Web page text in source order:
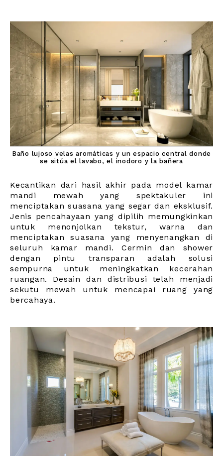
Baño lujoso velas aromáticas y un espacio central donde
se sitúa el lavabo, el inodoro y la bañera
Kecantikan dari hasil akhir pada model kamar
mandi mewah yang spektakuler ini
menciptakan suasana yang segar dan eksklusif.
Jenis pencahayaan yang dipilih memungkinkan
untuk menonjolkan tekstur, warna dan
menciptakan suasana yang menyenangkan di
seluruh kamar mandi. Cermin dan shower
dengan pintu transparan adalah solusi
sempurna untuk meningkatkan kecerahan
ruangan. Desain dan distribusi telah menjadi
sekutu mewah untuk mencapai ruang yang
bercahaya.